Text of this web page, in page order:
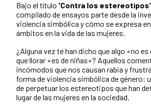
Bajo el título 'Contra los
compilado de ensayos parte desde la
violencia simbólica y cómo se expresa
ámbitos en la vida de las mujeres.
¿Alguna vez te han dicho que algo «no
que llorar «es de niñas»? Aquellos
incómodos que nos causan rabia y
forma de violencia simbólica de género:
de perpetuar los estereotipos que han
lugar de las mujeres en la sociedad.